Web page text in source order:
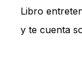
Libro
y te cuenta